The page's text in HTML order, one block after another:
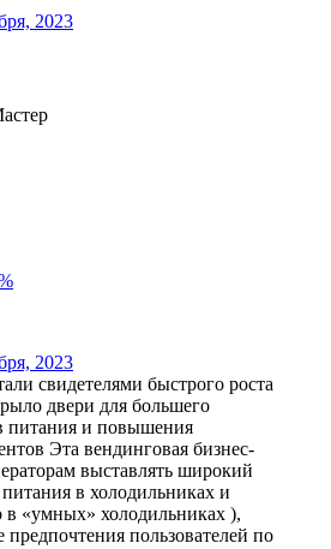
2023
2023
свидетелями быстрого роста
двери для большего
питания и повышения
Эта вендинговая бизнес-
выставлять широкий
в холодильниках и
«умных» холодильниках ),
предпочтения пользователей по